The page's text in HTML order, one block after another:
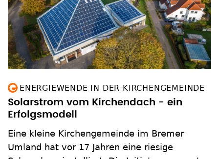
ENERGIEWENDE IN DER KIRCHENGEMEINDE
Solarstrom vom Kirchendach - ein
Erfolgsmodell
Eine kleine Kirchengemeinde im Bremer
Solaranlage installiert. Die Initiatoren mussten
auch gegen innerkirchliche Widerstände